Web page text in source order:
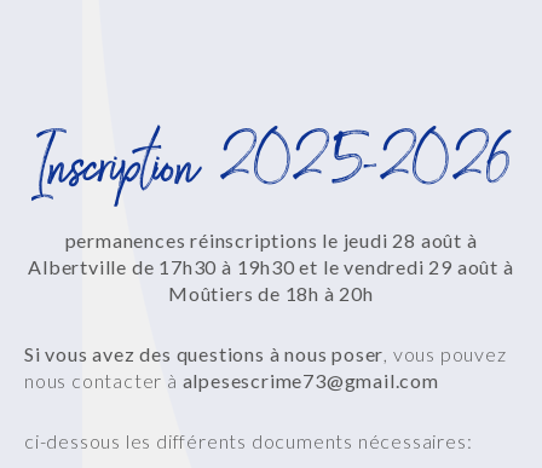
Inscription 2025-2026
permanences réinscriptions le jeudi 28 août à
Albertville de 17h30 à 19h30 et le vendredi 29 août à
Moûtiers de 18h à 20h
Si vous avez des questions à nous poser, vous pouvez
nous contacter à alpesescrime73@gmail.com
ci-dessous les différents documents nécessaires: